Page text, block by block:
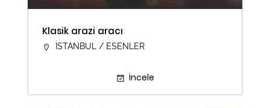
Klasik arazi aracı
İSTANBUL / ESENLER
İncele